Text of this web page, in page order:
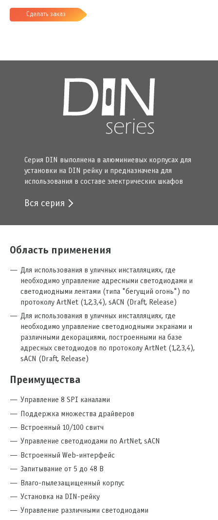
Сделать заказ
Серия DIN выполнена в алюминиевых корпусах для
установки на DIN рейку и предназначена для
использования в составе электрических шкафов
Вся серия
Область применения
Для использования в уличных инсталляциях, где
необходимо управление адресными светодиодами и
светодиодными лентами (типа "бегущий огонь") по
протоколу ArtNet (1,2,3,4), sACN (Draft, Release)
Для использования в уличных инсталляциях, где
необходимо управление светодиодными экранами и
различными декорациями, построенными на базе
адресных светодиодов по протоколу ArtNet (1,2,3,4),
sACN (Draft, Release)
Преимущества
Управление 8 SPI каналами
Поддержка множества драйверов
Встроенный 10/100 свитч
Управление светодиодами по ArtNet, sACN
Встроенный Web-интерфейс
Запитывание от 5 до 48 В
Влаго-пылезащищенный корпус
Установка на DIN-рейку
Управление различными светодиодами